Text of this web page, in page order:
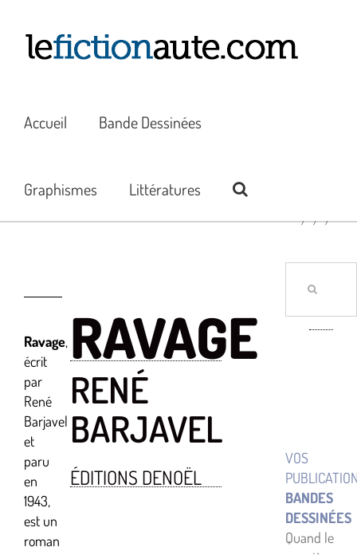
contenu
Accueil Bande Dessinées
Graphismes Littératures
Ravage,
écrit
par
René
Barjavel
et
paru
en
1943,
est un
roman
RAVAGE
RENÉ
BARJAVEL
ÉDITIONS DENOËL
VOS
BANDES
DESSINÉES
Quand le